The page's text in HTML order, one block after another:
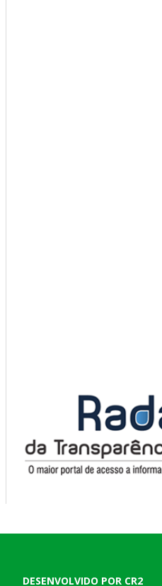
DESENVOLVIDO POR CR2